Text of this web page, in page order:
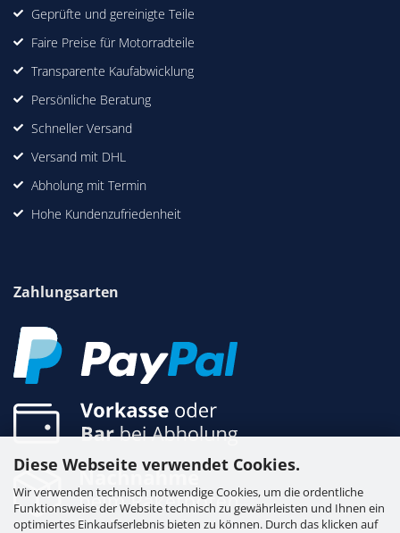
Diese Webseite verwendet Cookies.
Wir verwenden technisch notwendige Cookies, um die ordentliche
Funktionsweise der Website technisch zu gewährleisten und Ihnen ein
optimiertes Einkaufserlebnis bieten zu können. Durch das klicken auf
Geprüfte und gereinigte Teile
Faire Preise für Motorradteile
Transparente Kaufabwicklung
Persönliche Beratung
Schneller Versand
Versand mit DHL
Abholung mit Termin
Hohe Kundenzufriedenheit
Zahlungsarten